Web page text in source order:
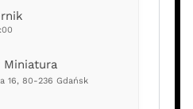
Miniatura
16, 80-236 Gdańsk